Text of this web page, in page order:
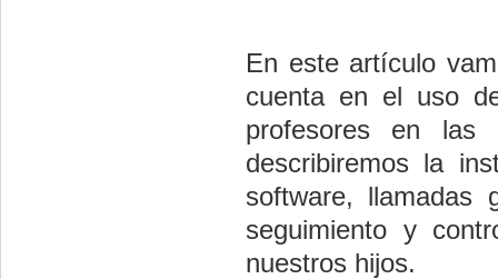
En este artículo
cuenta en el uso
profesores en las
describiremos la
software, llamadas
seguimiento y
nuestros hijos.